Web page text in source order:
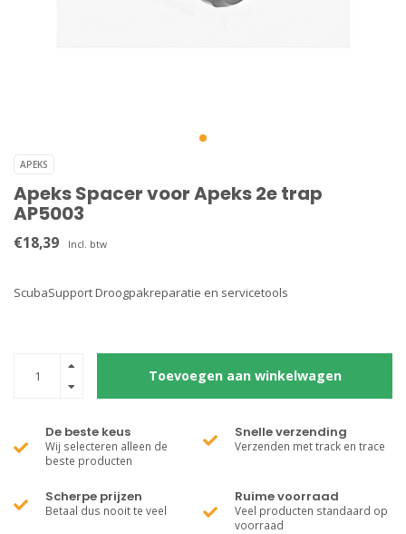
APEKS
Apeks Spacer voor Apeks 2e trap
AP5003
€18,39 Incl. btw
ScubaSupport Droogpakreparatie en servicetools
Toevoegen aan winkelwagen
De beste keus
Wij selecteren alleen de
beste producten
Snelle verzending
Verzenden met track en trace
Scherpe prijzen
Betaal dus nooit te veel
Ruime voorraad
Veel producten standaard op
voorraad